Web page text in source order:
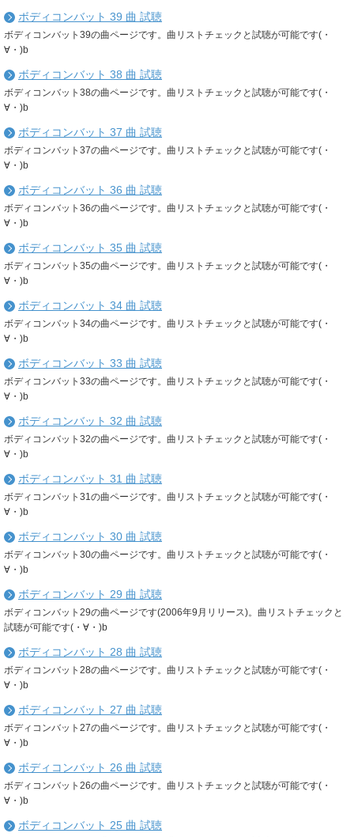
ボディコンバット 39 曲 試聴
ボディコンバット39の曲ページです。曲リストチェックと試聴が可能です(・
∀・)b
ボディコンバット 38 曲 試聴
ボディコンバット38の曲ページです。曲リストチェックと試聴が可能です(・
∀・)b
ボディコンバット 37 曲 試聴
ボディコンバット37の曲ページです。曲リストチェックと試聴が可能です(・
∀・)b
ボディコンバット 36 曲 試聴
ボディコンバット36の曲ページです。曲リストチェックと試聴が可能です(・
∀・)b
ボディコンバット 35 曲 試聴
ボディコンバット35の曲ページです。曲リストチェックと試聴が可能です(・
∀・)b
ボディコンバット 34 曲 試聴
ボディコンバット34の曲ページです。曲リストチェックと試聴が可能です(・
∀・)b
ボディコンバット 33 曲 試聴
ボディコンバット33の曲ページです。曲リストチェックと試聴が可能です(・
∀・)b
ボディコンバット 32 曲 試聴
ボディコンバット32の曲ページです。曲リストチェックと試聴が可能です(・
∀・)b
ボディコンバット 31 曲 試聴
ボディコンバット31の曲ページです。曲リストチェックと試聴が可能です(・
∀・)b
ボディコンバット 30 曲 試聴
ボディコンバット30の曲ページです。曲リストチェックと試聴が可能です(・
∀・)b
ボディコンバット 29 曲 試聴
ボディコンバット29の曲ページです(2006年9月リリース)。曲リストチェックと
試聴が可能です(・∀・)b
ボディコンバット 28 曲 試聴
ボディコンバット28の曲ページです。曲リストチェックと試聴が可能です(・
∀・)b
ボディコンバット 27 曲 試聴
ボディコンバット27の曲ページです。曲リストチェックと試聴が可能です(・
∀・)b
ボディコンバット 26 曲 試聴
ボディコンバット26の曲ページです。曲リストチェックと試聴が可能です(・
∀・)b
ボディコンバット 25 曲 試聴